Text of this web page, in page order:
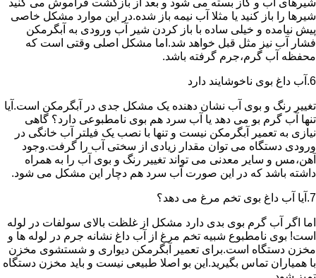
شیرهای آب و گاز بسته می شود و بعد از بازگشت فراموش می کنید
شیرها را باز کنید یا مثلا آب نیمه باز شده.در این موارد مشکل خاصی
پیش نیامده و خیلی ساده با باز کردن شیر آب ورودی به آبگرمکن
فشار آب نیز مثل قبل خواهد شد.اما مشکل اصلی وقتی است که
محفظه آب گرم،جرم گرفته باشد.
6.آب داغ بوی ناخوشایند دارد
تغییر رنگ و بوی آب نشان دهنده یک مشکل جدی در آبگرمکن است.آیا
تنها آب گرم بو می دهد یا آب سرد هم بوی نامطبوعی دارد؟ گاهی
نیازی به تعمیر آبگرمکن نیست و تنها با نصب یک فیلتر آب خانگی در
ورودی دستگاه می توان مقدار زیادی از سختی آب را گرفت.وجود
آهن،مس و سایر معدنی می تواند تغییر رنگ و بوی آب را به همراه
داشته باشد که در این صورت آب سرد هم دچار این مشکل می شود.
7.آیا آب داغ بوی تخم مرغ می دهد؟
اما اگر آب گرم بوی بدی دارد مشکل از غلظت بالای سولفات در لوله
است! بوی نامطبوع شبیه تخم مرغ از آب داغ نشانه جرم در لوله ها و
مخزن دستگاه است.برای تعمیر آبگرمکن دیواری و شستشوی مخزن
با همیاران تماس بگیرید.این بو اصلا طبیعی نیست و باید مخزن دستگاه